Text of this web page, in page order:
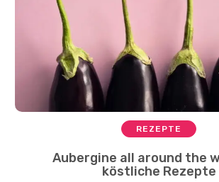
REZEPTE
Aubergine all around the
köstliche Rezepte